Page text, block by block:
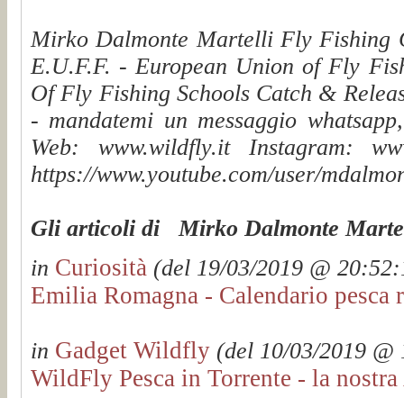
Mirko Dalmonte Martelli Fly
E.U.F.F. - European Union of Fly
Of Fly Fishing Schools Catch &
- mandatemi un messaggio
Web: www.wildfly.it Instagram:
https://www.youtube.com/user/
Gli articoli di Mirko Dalmonte
in Curiosità (del 19/03/2019 @
Emilia Romagna - Calendario pesca
in Gadget Wildfly (del 10/03/2019
WildFly Pesca in Torrente - la